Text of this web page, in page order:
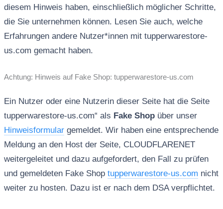
diesem Hinweis haben, einschließlich möglicher Schritte,
die Sie unternehmen können. Lesen Sie auch, welche
Erfahrungen andere Nutzer*innen mit tupperwarestore-
us.com gemacht haben.
Achtung: Hinweis auf Fake Shop: tupperwarestore-us.com
Ein Nutzer oder eine Nutzerin dieser Seite hat die Seite
tupperwarestore-us.com“ als Fake Shopüber unser
Hinweisformulargemeldet. Wir haben eine entsprechende
Meldung an den Host der Seite, CLOUDFLARENET
weitergeleitet und dazu aufgefordert, den Fall zu prüfen
und gemeldeten Fake Shop tupperwarestore-us.com nicht
weiter zu hosten. Dazu ist er nach dem DSA verpflichtet.